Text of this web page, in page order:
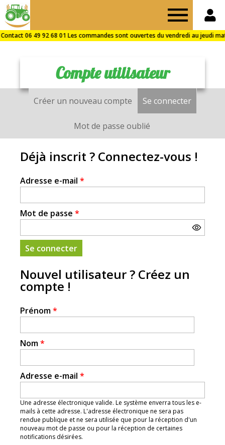
Fermes
de
Compte utilisateur
OngletsCréer un nouveau compte Se connecter(onglet
Mot de passe oublié
Déjà inscrit ? Connectez-vous !
Adresse e-mail *
Mot de passe *
Nouvel utilisateur ? Créez un
compte !
Prénom*
Nom*
Adresse e-mail *
Une adresse électronique valide. Le système enverra tous les e-
mails à cette adresse. L'adresse électronique ne sera pas
rendue publique et ne sera utilisée que pour la réception d'un
nouveau mot de passe ou pour la réception de certaines
notifications désirées.